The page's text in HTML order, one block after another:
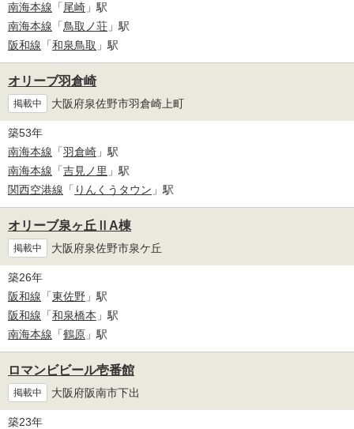
南海本線 「尾崎 」駅
南海本線 「鳥取ノ荘 」駅
阪和線 「和泉鳥取 」駅
オリーブ羽倉崎
掲載中 大阪府泉佐野市羽倉崎上町
築53年
南海本線 「羽倉崎 」駅
南海本線 「吉見ノ里 」駅
関西空港線 「 りんくうタウン 」駅
オリーブ泉ヶ丘ⅡA棟
掲載中 大阪府泉佐野市泉ケ丘
築26年
阪和線 「東佐野 」駅
阪和線 「和泉橋本 」駅
南海本線 「鶴原 」駅
ロマンビビール壱番館
掲載中 大阪府阪南市下出
築23年